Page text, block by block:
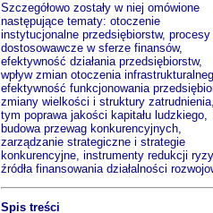
Szczegółowo zostały w niej omówione
następujące tematy: otoczenie
instytucjonalne przedsiębiorstw, procesy
dostosowawcze w sferze finansów,
efektywność działania przedsiębiorstw,
wpływ zmian otoczenia
efektywność funkcjonowania
zmiany wielkości i struktury
tym poprawa jakości kapitału ludzkiego,
budowa przewag konkurencyjnych,
zarządzanie strategiczne i strategie
konkurencyjne, instrumenty redukcji
źródła finansowania działalności
Spis treści